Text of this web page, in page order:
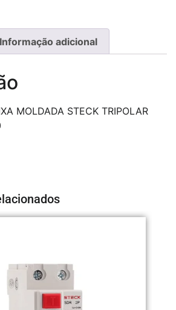
Informação adicional
MOLDADA STECK TRIPOLAR